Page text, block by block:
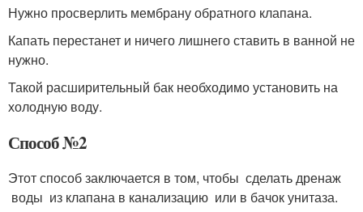
Нужно просверлить мембрану обратного клапана.
Капать перестанет и ничего лишнего ставить в ванной не
нужно.
Такой расширительный бак необходимо установить на
холодную воду.
Способ №2
Этот способ заключается в том, чтобы сделать дренаж
воды из клапана в канализацию или в бачок унитаза.